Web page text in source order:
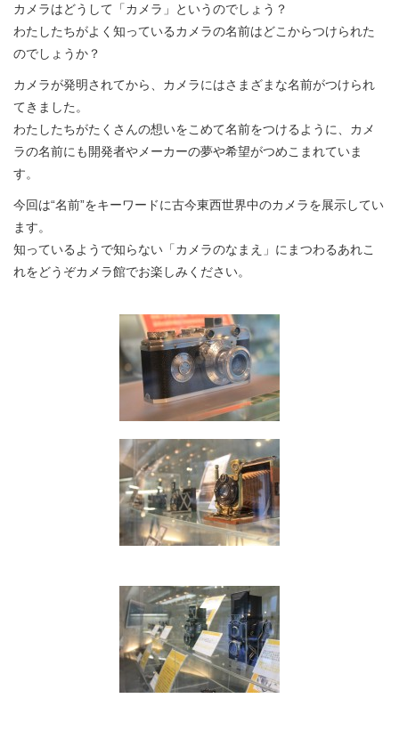
カメラはどうして「カメラ」というのでしょう？
わたしたちがよく知っているカメラの名前はどこからつけられた
のでしょうか？
カメラが発明されてから、カメラにはさまざまな名前がつけられ
てきました。
わたしたちがたくさんの想いをこめて名前をつけるように、カメ
ラの名前にも開発者やメーカーの夢や希望がつめこまれていま
す。
今回は“名前”をキーワードに古今東西世界中のカメラを展示してい
ます。
知っているようで知らない「カメラのなまえ」にまつわるあれこ
れをどうぞカメラ館でお楽しみください。